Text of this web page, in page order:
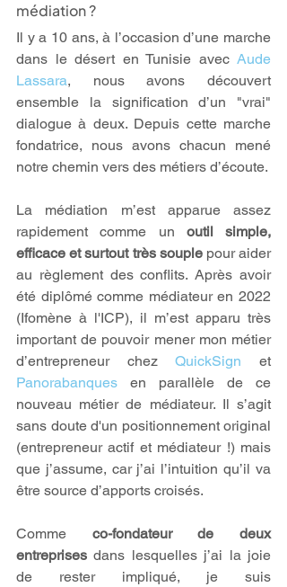
médiation ?
Il y a 10 ans, à l’occasion d’une marche
dans le désert en Tunisie avec Aude
Lassara, nous avons découvert
ensemble la signification d’un "vrai"
dialogue à deux. Depuis cette marche
fondatrice, nous avons chacun mené
notre chemin vers des métiers d’écoute.
La médiation m’est apparue assez
rapidement comme un outil simple,
efficace et surtout très souple pour aider
au règlement des conflits. Après avoir
été diplômé comme médiateur en 2022
(Ifomène à l'ICP), il m’est apparu très
important de pouvoir mener mon métier
d’entrepreneur chez QuickSign
Panorabanques en parallèle de ce
nouveau métier de médiateur. Il s’agit
sans doute d'un positionnement original
(entrepreneur actif et médiateur !) mais
que j’assume, car j’ai l’intuition qu’il va
être source d’apports croisés.
Comme co-fondateur de deux
entreprises dans lesquelles j’ai la joie
de rester impliqué, je suis